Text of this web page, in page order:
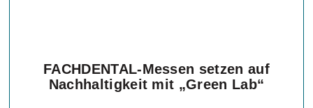
FACHDENTAL-Messen setzen auf
Nachhaltigkeit mit „Green Lab“